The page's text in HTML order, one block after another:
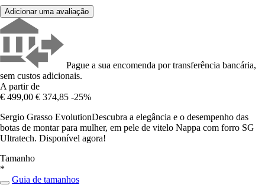
Adicionar uma avaliação
Pague a sua encomenda por transferência bancária,
sem custos adicionais.
A partir de
€ 499,00 € 374,85 -25%
Sergio Grasso EvolutionDescubra a elegância e o desempenho das
botas de montar para mulher, em pele de vitelo Nappa com forro SG
Ultratech. Disponível agora!
Tamanho
*
Guia de tamanhos